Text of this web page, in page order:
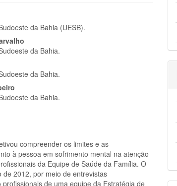
da Bahia (UESB).
da Bahia.
da Bahia.
da Bahia.
compreender os limites e as
à pessoa em sofrimento mental na atenção
da Equipe de Saúde da Família. O
2012, por meio de entrevistas
de uma equipe da Estratégia de